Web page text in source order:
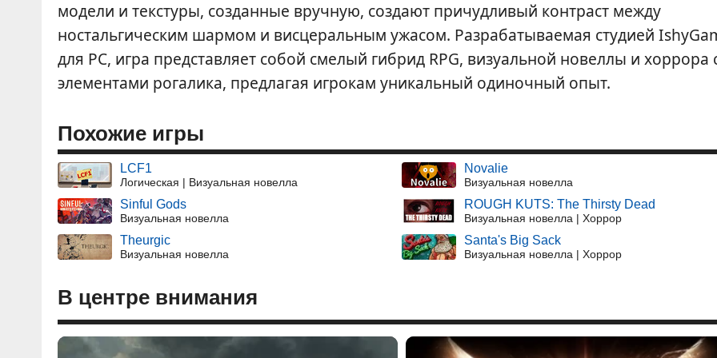
модели и текстуры, созданные вручную, создают причудливый контраст между
ностальгическим шармом и висцеральным ужасом. Разрабатываемая студией
для PC, игра представляет собой смелый гибрид RPG, визуальной новеллы и хоррора
элементами рогалика, предлагая игрокам уникальный одиночный опыт.
Похожие игры
LCF1
Логическая | Визуальная новелла
Sinful Gods
Визуальная новелла
Theurgic
Визуальная новелла
Novalie
Визуальная новелла
ROUGH KUTS: The Thirsty Dead
Визуальная новелла | Хоррор
Santa's Big Sack
Визуальная новелла | Хоррор
В центре внимания